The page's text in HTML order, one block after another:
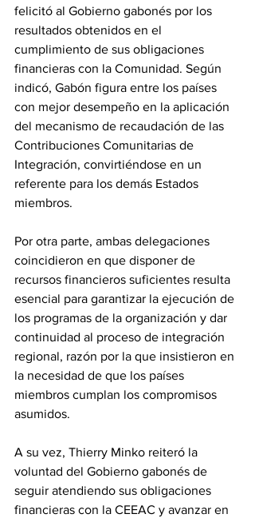
felicitó al Gobierno gabonés por los
resultados obtenidos en el
cumplimiento de sus obligaciones
financieras con la Comunidad. Según
indicó, Gabón figura entre los países
con mejor desempeño en la aplicación
del mecanismo de recaudación de las
Contribuciones Comunitarias de
Integración, convirtiéndose en un
referente para los demás Estados
miembros.
Por otra parte, ambas delegaciones
coincidieron en que disponer de
recursos financieros suficientes resulta
esencial para garantizar la ejecución de
los programas de la organización y dar
continuidad al proceso de integración
regional, razón por la que insistieron en
la necesidad de que los países
miembros cumplan los compromisos
asumidos.
A su vez, Thierry Minko reiteró la
voluntad del Gobierno gabonés de
seguir atendiendo sus obligaciones
financieras con la CEEAC y avanzar en